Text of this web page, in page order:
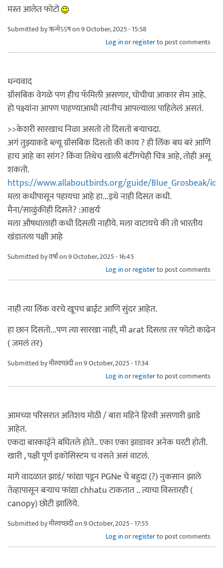
मस्त आलेत फोटो
Submitted byऋन्मेऽऽषon 9 October, 2025 - 15:58
Log inorregisterto post comments
धन्यवाद
ग्रॉसबिक वेगळे पण हीच फॅमिली असणार, चोचीचा आकार सेम आहे.
हो पक्ष्यांना आपण पाहण्याआधी त्यांनीच आपल्याला पाहिलेलं असतं.
>>केशरी सारखाच निळा असतो तो दिसतो बऱ्याचदा.
अगं तुझ्याकडे ब्ल्यू ग्रॉसबिक दिसतो की काय ? ही लिंक बघ बरं आणि
हाच आहे का सांग? किंवा तिथेच खाली बंटींगचेही चित्र आहे, तोही असू
शकतो.
https://www.allaboutbirds.org/guide/Blue_Grosbeak/id
मला कधीपासून पहायचा आहे हा...इथे नाही दिसत कधी.
मैना/साळुंकीही दिसते? :आश्चर्यः
मला औषधालाही कधी दिसली नाहीये. मला वाटायचे की तो भारतीय
खंडातला पक्षी आहे
Submitted byवर्षाon 9 October, 2025 - 16:45
Log inorregisterto post comments
नाही त्या लिंक वरचे खूपच ब्राईट आणि सुंदर आहेत.
हा छान दिसतो...पण त्या सारखा नाही, मी arat दिसला तर फोटो काढेन
( जमलं तर)
Submitted byमीस्वच्छंदीon 9 October, 2025 - 17:34
Log inorregisterto post comments
आमच्या परिसरात अतिशय मोठी / बारा महिने हिरवी असणारी झाडे
आहेत.
एकदा बारकाईने बघितले होते.. एका एका झाडावर अनेक घरटी होती.
खारी , पक्षी पूर्ण इकोसिस्टम च वसते असं वाटलं.
मागे वादळात झाडं/ फांद्या पडून PGNe चे बहुदा (?) नुकसान झाले
तेव्हापासून बऱ्याच फांद्या chhatu टाकतात .. त्याचा विस्तारही (
canopy) छोटी झालिये.
Submitted byमीस्वच्छंदीon 9 October, 2025 - 17:55
Log inorregisterto post comments